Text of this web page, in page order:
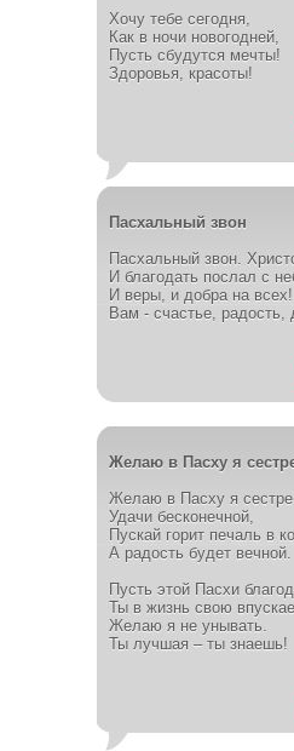
Хочу тебе сегодня,
Как в ночи новогодней,
Пусть сбудутся мечты!
Здоровья, красоты!
Пасхальный звон
Пасхальный звон.
И благодать послал с
И веры, и добра на всех!
Вам - счастье, радость,
Желаю в Пасху я
Желаю в Пасху я сестре
Удачи бесконечной,
Пускай горит печаль в
А радость будет вечной.
Пусть этой Пасхи
Ты в жизнь свою
Желаю я не унывать.
Ты лучшая – ты знаешь!